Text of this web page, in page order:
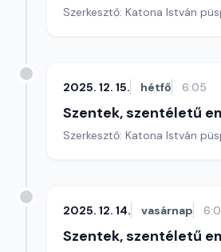
Szerkesztő: Katona István
2025. 12. 15. hétfő 6:05
Szentek, szentéletű
Szerkesztő: Katona István
2025. 12. 14. vasárnap
Szentek, szentéletű